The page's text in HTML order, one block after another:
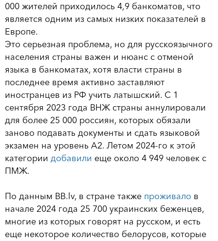
000 жителей приходилось 4,9 банкоматов, что
является одним из самых низких показателей в
Европе.
Это серьезная проблема, но для русскоязычного
населения страны важен и нюанс с отменой
языка в банкоматах, хотя власти страны в
последнее время активно заставляют
иностранцев из РФ учить латышский. С 1
сентября 2023 года ВНЖ страны аннулировали
для более 25 000 россиян, которых обязали
заново подавать документы и сдать языковой
экзамен на уровень А2. Летом 2024-го к этой
категории добавили еще около 4 949 человек с
ПМЖ.
По данным BB.lv, в стране также проживало в
начале 2024 года 25 700 украинских беженцев,
многие из которых говорят на русском, и есть
еще некоторое количество белорусов, которые